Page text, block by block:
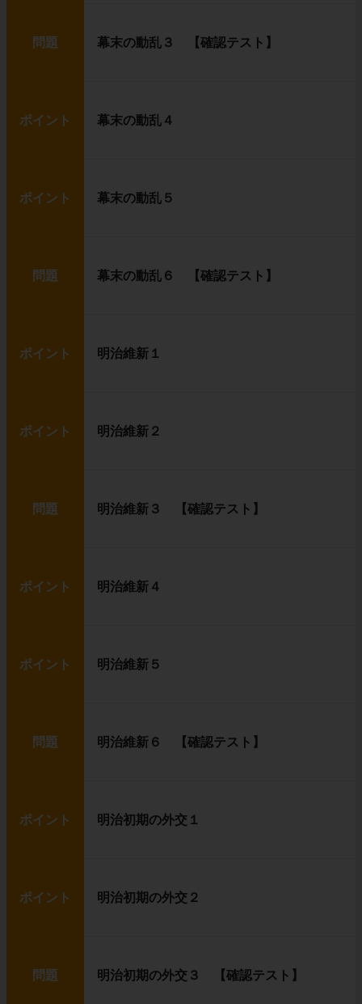
問題 幕末の動乱３ 【確認テスト】
ポイント 幕末の動乱４
ポイント 幕末の動乱５
問題 幕末の動乱６ 【確認テスト】
ポイント 明治維新１
ポイント 明治維新２
問題 明治維新３ 【確認テスト】
ポイント 明治維新４
ポイント 明治維新５
問題 明治維新６ 【確認テスト】
ポイント 明治初期の外交１
ポイント 明治初期の外交２
問題 明治初期の外交３ 【確認テスト】